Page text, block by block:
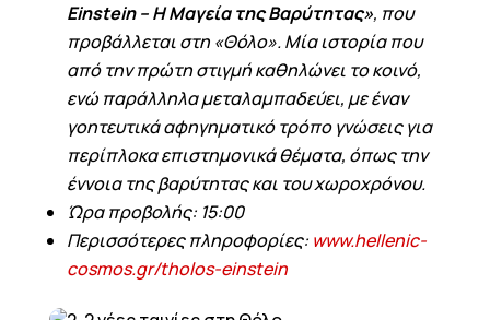
Einstein – Η Μαγεία της Βαρύτητας», που
προβάλλεται στη «Θόλο».Μία ιστορία που
από την πρώτη στιγμή καθηλώνει το κοινό,
ενώ παράλληλα μεταλαμπαδεύει, με έναν
γοητευτικά αφηγηματικό τρόπο γνώσεις για
περίπλοκα επιστημονικά θέματα, όπως την
έννοια της βαρύτητας και του χωροχρόνου.
Ώρα προβολής: 15:00
Περισσότερες πληροφορίες: www.hellenic-
cosmos.gr/tholos-einstein